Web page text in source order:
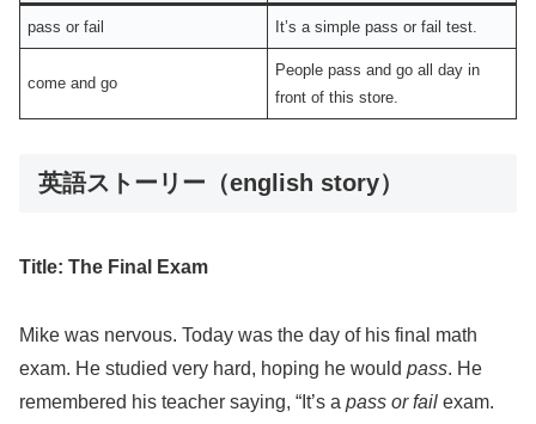
pass or fail It’s a simple pass or fail test.
come and go
People pass and go all day in
front of this store.
英語ストーリー（english story）
Title: The Final Exam
Mike was nervous. Today was the day of his final math
exam. He studied very hard, hoping he would pass. He
remembered his teacher saying, “It’s a pass or fail exam.